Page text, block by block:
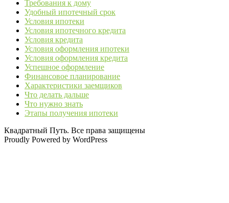
Требования к дому
Удобный ипотечный срок
Условия ипотеки
Условия ипотечного кредита
Условия кредита
Условия оформления ипотеки
Условия оформления кредита
Успешное оформление
Финансовое планирование
Характеристики заемщиков
Что делать дальше
Что нужно знать
Этапы получения ипотеки
Квадратный Путь. Все права защищены
Proudly Powered by WordPress